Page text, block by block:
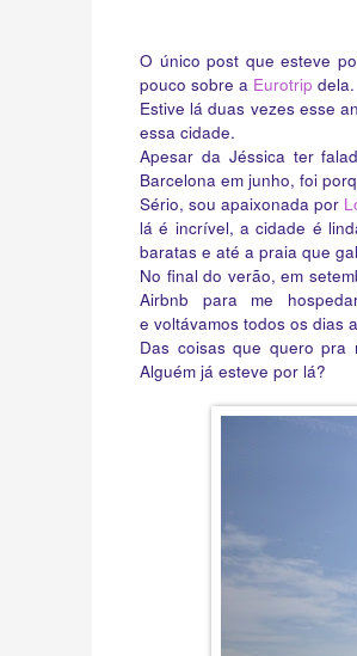
O único post que esteve
pouco sobre a Eurotrip dela.
Estive lá duas vezes esse
essa cidade.
Apesar da Jéssica ter
Barcelona em junho, foi
Sério, sou apaixonada por
lá é incrível, a cidade é
baratas e até a praia que
No final do verão, em
Airbnb para me
e voltávamos todos os dias
Das coisas que quero pra
Alguém já esteve por lá?